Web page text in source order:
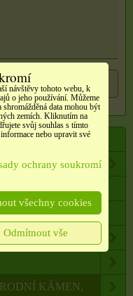
Následující produkt
AJ.
KÁMEN,
návštěvy tohoto webu, k
o jeho používání. Můžeme
data mohou být
zemích. Kliknutím na
svůj souhlas s tímto
nebo upravit své
ochrany soukromí
všechny cookies
Odmítnout vše